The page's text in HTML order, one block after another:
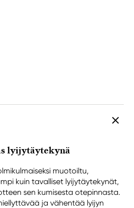
lyijytäytekynä
muotoiltu,
kuin tavalliset lyijytäytekynät,
sen kumisesta otepinnasta.
ja vähentää lyijyn